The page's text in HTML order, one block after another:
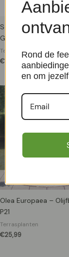
Sequoiadendron
Grootste boom ter
Terrasplanten
€12,99
Olea Europaea –
P21
Terrasplanten
€25,99
Rond de
en om